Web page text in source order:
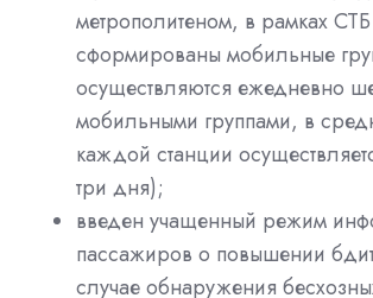
метрополитеном, в рамках СТБ
сформированы мобильные
осуществляются ежедневно
мобильными группами, в
каждой станции
три дня);
введен учащенный режим
пассажиров о повышении
случае обнаружения